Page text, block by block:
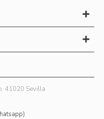
41020 Sevilla